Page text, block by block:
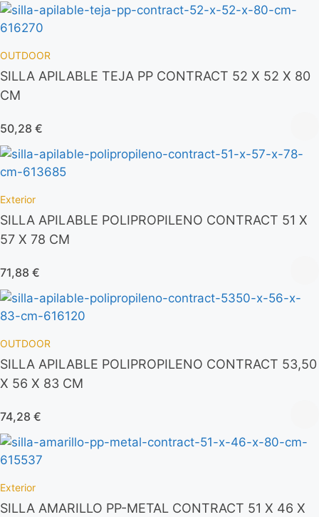
OUTDOOR
SILLA APILABLE TEJA PP CONTRACT 52 X 52 X 80
CM
50,28 €
Exterior
SILLA APILABLE POLIPROPILENO CONTRACT 51 X
57 X 78 CM
71,88 €
OUTDOOR
SILLA APILABLE POLIPROPILENO CONTRACT 53,50
X 56 X 83 CM
74,28 €
Exterior
SILLA AMARILLO PP-METAL CONTRACT 51 X 46 X